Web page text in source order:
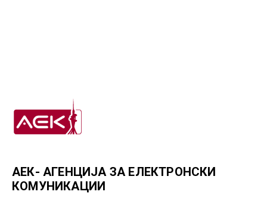
АЕК- АГЕНЦИЈА ЗА ЕЛЕКТРОНСКИ
КОМУНИКАЦИИ